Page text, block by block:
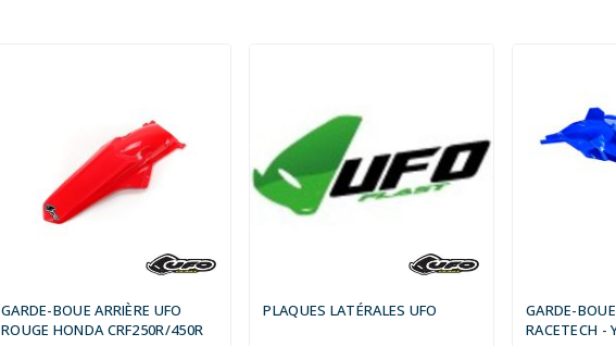
GARDE-BOUE ARRIÈRE UFO
ROUGE HONDA CRF250R/450R
PLAQUES LATÉRALES UFO
GARDE-
RACETECH -